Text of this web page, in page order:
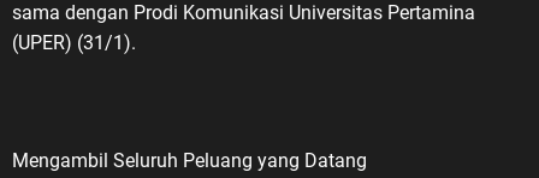
sama dengan Prodi Komunikasi Universitas Pertamina
(UPER) (31/1).
Mengambil Seluruh Peluang yang Datang